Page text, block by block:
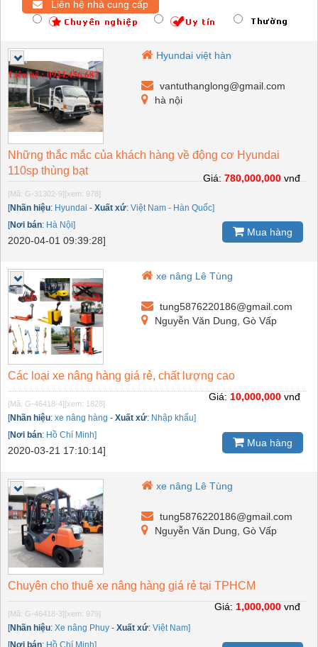
Liên hệ nhà cung cấp
Hyundai việt hàn
vantuthanglong@gmail.com
hà nội
Những thắc mắc của khách hàng về động cơ Hyundai
110sp thùng bạt
[Mã: G-31302-9] [xem: 978]
[Nhãn hiệu: Hyundai - Xuất xứ: Việt Nam - Hàn Quốc]
[Nơi bán: Hà Nội]
2020-04-01 09:39:28]
Giá:780,000,000vnđ
Mua hàng
xe nâng Lê Tùng
tung5876220186@gmail.com
Nguyễn Văn Dung, Gò Vấp
Các loại xe nâng hàng giá rẻ, chất lượng cao
[Mã: G-46418-4] [xem: 1828]
[Nhãn hiệu: xe nâng hàng - Xuất xứ: Nhập khẩu]
[Nơi bán: Hồ Chí Minh]
2020-03-21 17:10:14]
Giá: 10,000,000 vnđ
Mua hàng
xe nâng Lê Tùng
tung5876220186@gmail.com
Nguyễn Văn Dung, Gò Vấp
Chuyên cho thuê xe nâng hàng giá rẻ tại TPHCM
[Mã: G-46418-3] [xem: 979]
[Nhãn hiệu: Xe nâng Phuy - Xuất xứ: Việt Nam]
Giá: 1,000,000 vnđ